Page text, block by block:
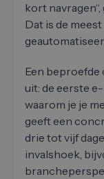
kort
Dat is de
Een beproefde
uit: de eerste
waarom je je
geeft een
drie tot vijf
invalshoek,